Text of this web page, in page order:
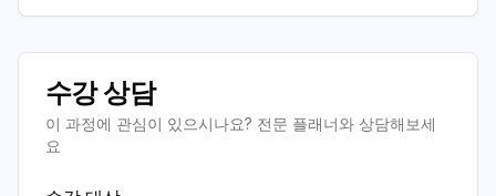
수강 상담
이 과정에 관심이 있으시나요? 전문 플래너와 상담해보세
요